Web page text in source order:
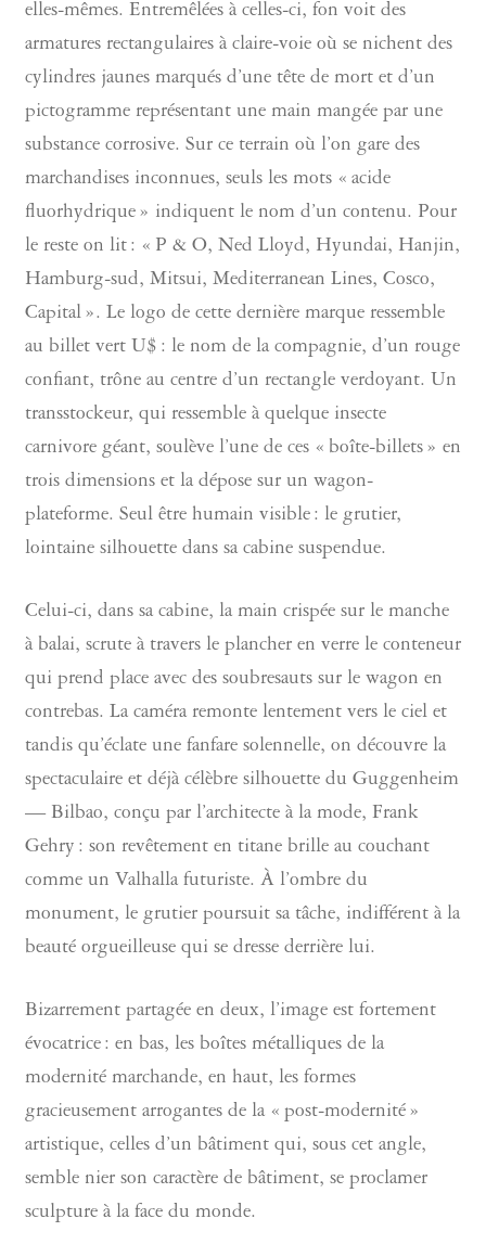
elles-mêmes. Entremêlées à celles-ci, fon voit des
armatures rectangulaires à claire-voie où se nichent des
cylindres jaunes marqués d’une tête de mort et d’un
pictogramme représentant une main mangée par une
substance corrosive. Sur ce terrain où l’on gare des
marchandises inconnues, seuls les mots « acide
fluorhydrique » indiquent le nom d’un contenu. Pour
le reste on lit : « P & O, Ned Lloyd, Hyundai, Hanjin,
Hamburg-sud, Mitsui, Mediterranean Lines, Cosco,
Capital ». Le logo de cette dernière marque ressemble
au billet vert U$ : le nom de la compagnie, d’un rouge
confiant, trône au centre d’un rectangle verdoyant. Un
transstockeur, qui ressemble à quelque insecte
carnivore géant, soulève l’une de ces « boîte-billets » en
trois dimensions et la dépose sur un wagon-
plateforme. Seul être humain visible : le grutier,
lointaine silhouette dans sa cabine suspendue.
Celui-ci, dans sa cabine, la main crispée sur le manche
à balai, scrute à travers le plancher en verre le conteneur
qui prend place avec des soubresauts sur le wagon en
contrebas. La caméra remonte lentement vers le ciel et
tandis qu’éclate une fanfare solennelle, on découvre la
spectaculaire et déjà célèbre silhouette du Guggenheim
— Bilbao, conçu par l’architecte à la mode, Frank
Gehry : son revêtement en titane brille au couchant
comme un Valhalla futuriste. À l’ombre du
monument, le grutier poursuit sa tâche, indifférent à la
beauté orgueilleuse qui se dresse derrière lui.
Bizarrement partagée en deux, l’image est fortement
évocatrice : en bas, les boîtes métalliques de la
modernité marchande, en haut, les formes
gracieusement arrogantes de la « post-modernité »
artistique, celles d’un bâtiment qui, sous cet angle,
semble nier son caractère de bâtiment, se proclamer
sculpture à la face du monde.